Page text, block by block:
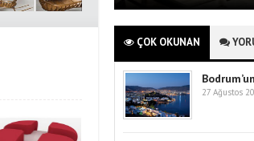
ÇOK OKUNAN
27 Ağustos